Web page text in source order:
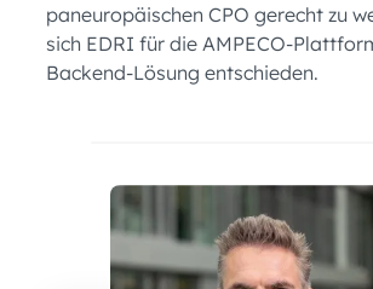
paneuropäischen CPO gerecht zu
sich EDRI für die AMPECO-
Backend-Lösung entschieden.